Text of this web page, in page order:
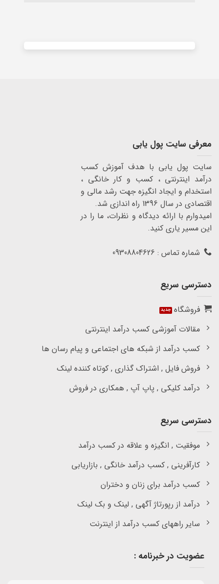
معرفی سایت پول یابی
سایت پول یابی با هدف آموزش کسب
درآمد اینترنتی ، کسب و کار خانگی ،
استخدام و ایجاد انگیزه جهت رشد مالی و
اقتصادی در سال 1396 راه اندازی شد.
امیدوارم با ارائه دیدگاه و نظرات، ما را در
این مسیر یاری کنید.
شماره تماس : 09308804626
دسترسی سریع
فروشگاه
مقالات آموزشی کسب درآمد اینترنتی
کسب درآمد از شبکه های اجتماعی و پیام رسان ها
فروش فایل , اشتراک گذاری , کوتاه کننده لینک
درآمد کلیکی , پاپ آپ , همکاری در فروش
دسترسی سریع
موفقیت , انگیزه و علاقه در کسب درآمد
کارآفرینی , کسب درآمد خانگی , بازاریابی
کسب درآمد برای زنان و دختران
درآمد از رپورتاژ آگهی , لینک و بک لینک
سایر راههای کسب درآمد از اینترنت
عضویت در خبرنامه :